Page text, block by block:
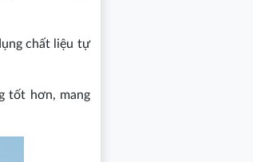
chất liệu tự
tốt hơn, mang